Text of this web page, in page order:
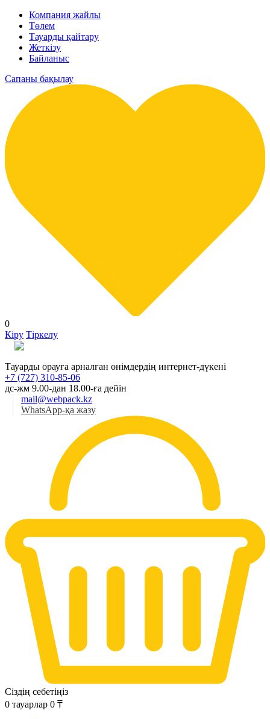
Компания жайлы
Төлем
Тауарды қайтару
Жеткізу
Байланыс
Сапаны бақылау
0
Кіру Тіркелу
Тауарды орауға арналған өнімдердің интернет-дүкені
+7 (727) 310-85-06
дс-жм 9.00-дан 18.00-ға дейін
mail@webpack.kz
WhatsApp-қа жазу
Сіздің себетіңіз
0 тауарлар 0 ₸